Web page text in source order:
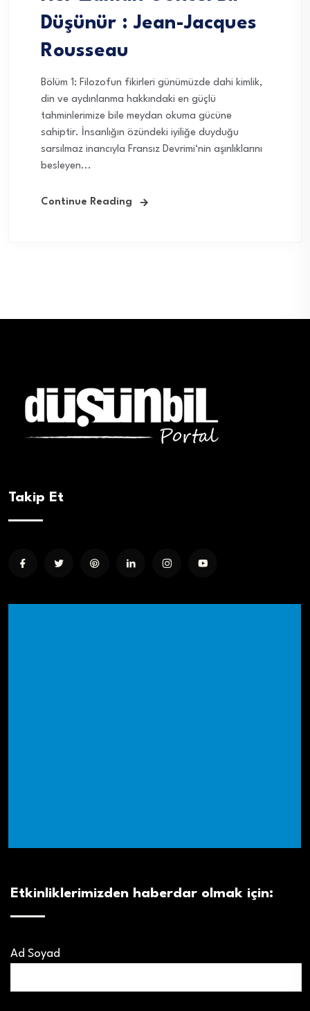
Düşünür : Jean-Jacques
Rousseau
Bölüm 1: Filozofun fikirleri günümüzde dahi kimlik,
din ve aydınlanma hakkındaki en güçlü
tahminlerimize bile meydan okuma gücüne
sahiptir. İnsanlığın özündeki iyiliğe duyduğu
sarsılmaz inancıyla Fransız Devrimi‘nin aşırılıklarını
besleyen...
Continue Reading
Takip Et
Etkinliklerimizden haberdar olmak için:
Ad Soyad